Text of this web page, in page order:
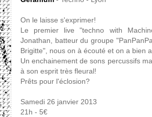
On le laisse s'exprimer!
Le premier live "techno with
Jonathan, batteur du groupe
Brigitte", nous on à écouté et on a bien
Un enchainement de sons percussifs
à son esprit très fleural!
Prêts pour l'éclosion?
Samedi 26 janvier 2013
21h - 5€